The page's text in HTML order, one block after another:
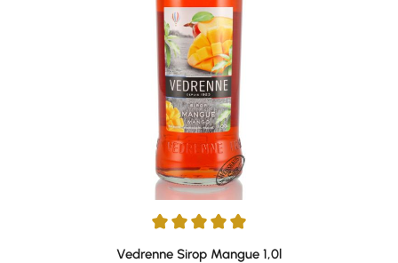
Durchschnittliche Bewertung von 5 von 5 Sternen
Vedrenne Sirop Mangue 1,0l